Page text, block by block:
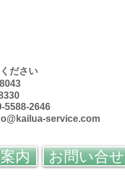
ださい
5588-2646
service.com
内 お問い合せ